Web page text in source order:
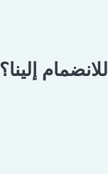
إلينا؟